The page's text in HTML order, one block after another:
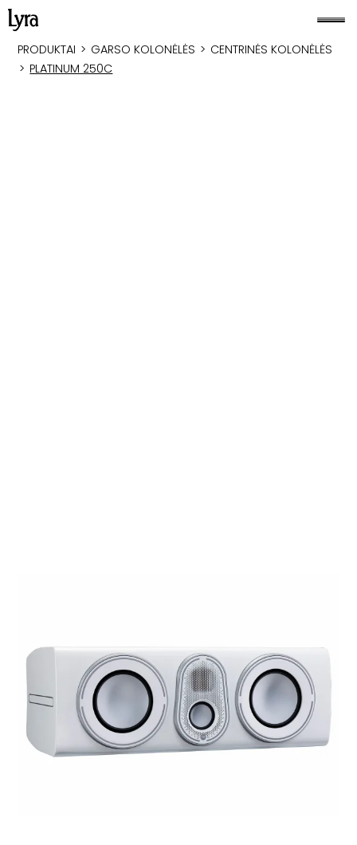
PRODUKTAI > GARSO KOLONĖLĖS > CENTRINĖS KOLONĖLĖS
> PLATINUM 250C